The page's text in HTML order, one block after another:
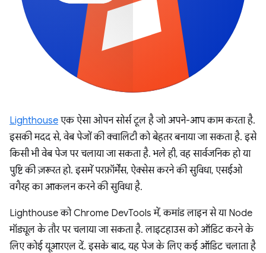
Lighthouse एक ऐसा ओपन सोर्स टूल है जो अपने-आप काम करता है.
इसकी मदद से, वेब पेजों की क्वालिटी को बेहतर बनाया जा सकता है. इसे
किसी भी वेब पेज पर चलाया जा सकता है. भले ही, वह सार्वजनिक हो या
पुष्टि की ज़रूरत हो. इसमें परफ़ॉर्मेंस, ऐक्सेस करने की सुविधा, एसईओ
वगैरह का आकलन करने की सुविधा है.
Lighthouse को Chrome DevTools में, कमांड लाइन से या Node
मॉड्यूल के तौर पर चलाया जा सकता है. लाइटहाउस को ऑडिट करने के
लिए कोई यूआरएल दें. इसके बाद, यह पेज के लिए कई ऑडिट चलाता है